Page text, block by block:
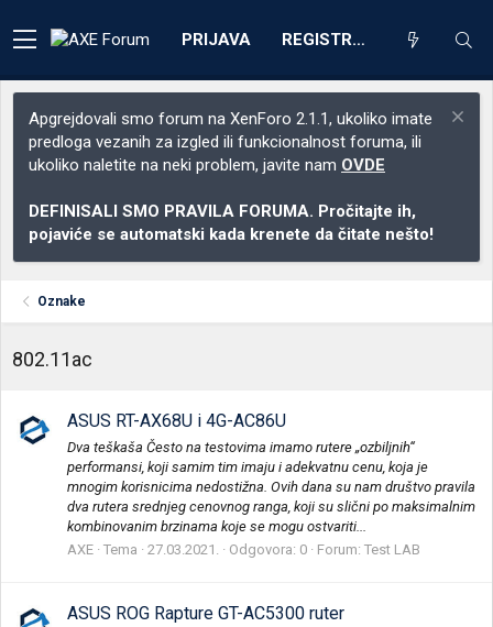
PRIJAVA REGISTRACIJA
Apgrejdovali smo forum na XenForo 2.1.1, ukoliko imate
predloga vezanih za izgled ili funkcionalnost foruma, ili
ukoliko naletite na neki problem, javite nam OVDE
DEFINISALI SMO PRAVILA FORUMA. Pročitajte ih,
pojaviće se automatski kada krenete da čitate nešto!
Oznake
802.11ac
ASUS RT-AX68U i 4G-AC86U
Dva teškaša Često na testovima imamo rutere „ozbiljnih“
performansi, koji samim tim imaju i adekvatnu cenu, koja je
mnogim korisnicima nedostižna. Ovih dana su nam društvo pravila
dva rutera srednjeg cenovnog ranga, koji su slični po maksimalnim
kombinovanim brzinama koje se mogu ostvariti...
AXE Tema 27.03.2021. Odgovora: 0 Forum: Test LAB
ASUS ROG Rapture GT-AC5300 ruter